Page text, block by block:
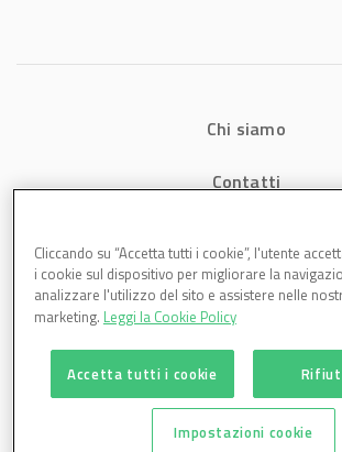
Chi siamo
Contatti
Cookies
Cliccando su “Accetta tutti i cookie”, l'utente
i cookie sul dispositivo per migliorare la
analizzare l'utilizzo del sito e assistere nelle
marketing. Leggi la Cookie Policy
Accetta tutti i cookie
Impostazioni cookie